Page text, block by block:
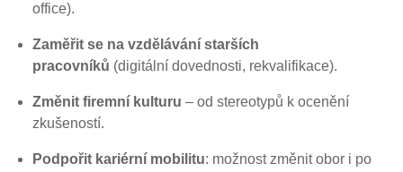
office).
Zaměřit se na vzdělávání starších
pracovníků (digitální dovednosti, rekvalifikace).
Změnit firemní kulturu – od stereotypů k ocenění
zkušeností.
Podpořit kariérní mobilitu: možnost změnit obor i po